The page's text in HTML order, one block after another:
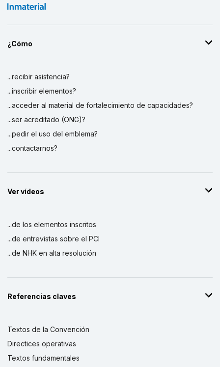
¿Cómo
...recibir asistencia?
...inscribir elementos?
...acceder al material de fortalecimiento de capacidades?
...ser acreditado (ONG)?
...pedir el uso del emblema?
...contactarnos?
Ver vídeos
...de los elementos inscritos
...de entrevistas sobre el PCI
...de NHK en alta resolución
Referencias claves
Textos de la Convención
Directices operativas
Textos fundamentales